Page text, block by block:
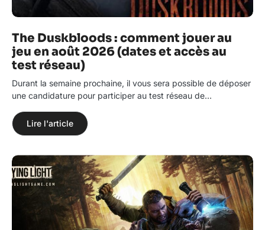
The Duskbloods : comment jouer au
jeu en août 2026 (dates et accès au
test réseau)
Durant la semaine prochaine, il vous sera possible de déposer
une candidature pour participer au test réseau de…
Lire l'article